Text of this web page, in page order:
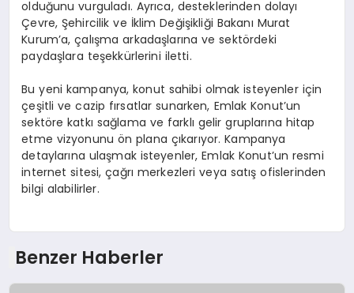
olduğunu vurguladı. Ayrıca, desteklerinden dolayı
Çevre, Şehircilik ve İklim Değişikliği Bakanı Murat
Kurum’a, çalışma arkadaşlarına ve sektördeki
paydaşlara teşekkürlerini iletti.
Bu yeni kampanya, konut sahibi olmak isteyenler için
çeşitli ve cazip fırsatlar sunarken, Emlak Konut’un
sektöre katkı sağlama ve farklı gelir gruplarına hitap
etme vizyonunu ön plana çıkarıyor. Kampanya
detaylarına ulaşmak isteyenler, Emlak Konut’un resmi
internet sitesi, çağrı merkezleri veya satış ofislerinden
bilgi alabilirler.
Benzer Haberler